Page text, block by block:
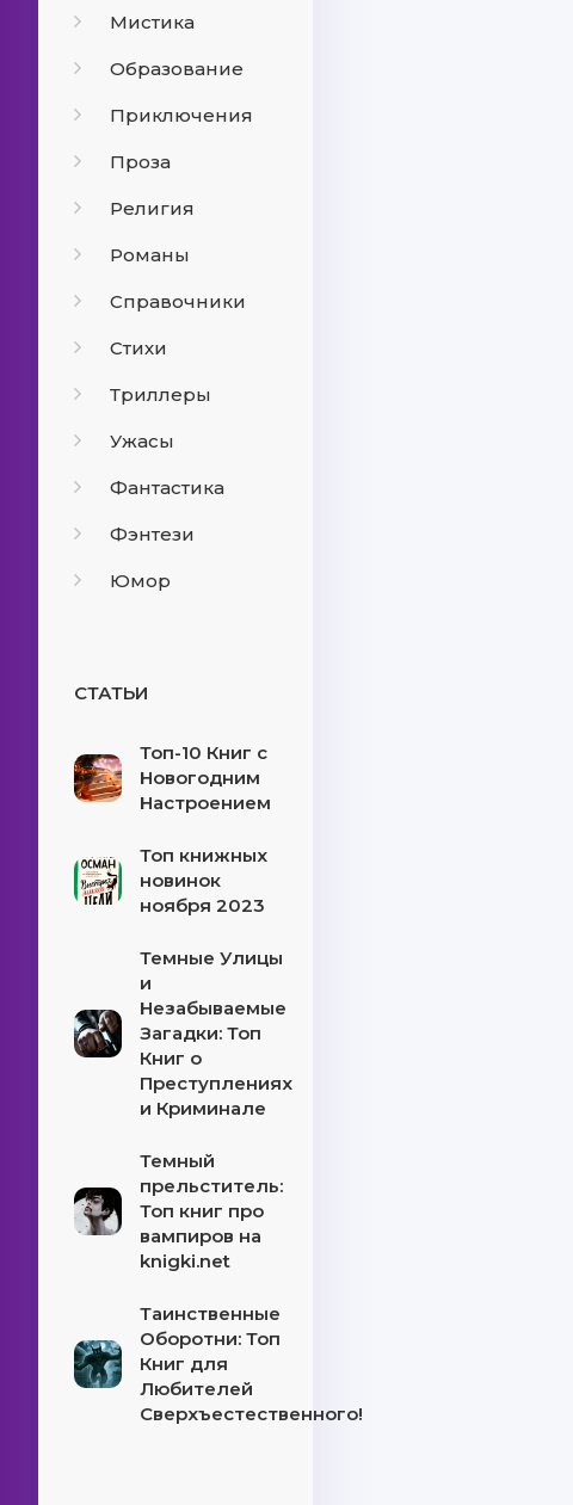
Мистика
Образование
Приключения
Проза
Религия
Романы
Справочники
Стихи
Триллеры
Ужасы
Фантастика
Фэнтези
Юмор
СТАТЬИ
Топ-10 Книг с
Новогодним
Настроением
Топ книжных
новинок
ноября 2023
Темные Улицы
и
Незабываемые
Загадки: Топ
Книг о
Преступлениях
и Криминале
Темный
прельститель:
Топ книг про
вампиров на
knigki.net
Таинственные
Оборотни: Топ
Книг для
Любителей
Сверхъестественного!